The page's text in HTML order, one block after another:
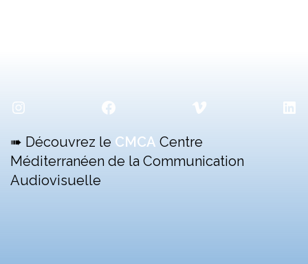
Instagram Facebook Vimeo
➠ Découvrez le CMCA Centre
Méditerranéen de la Communication
Audiovisuelle